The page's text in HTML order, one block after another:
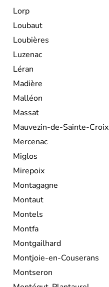
Lorp
Loubaut
Loubières
Luzenac
Léran
Madière
Malléon
Massat
Mauvezin-de-Sainte-Croix
Mercenac
Miglos
Mirepoix
Montagagne
Montaut
Montels
Montfa
Montgailhard
Montjoie-en-Couserans
Montseron